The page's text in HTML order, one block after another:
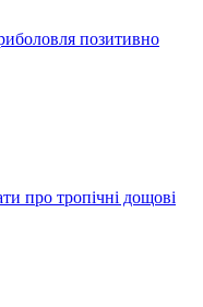
позитивно
про тропічні дощові